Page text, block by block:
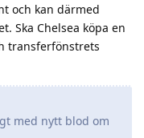
och kan därmed
Ska Chelsea köpa en
transferfönstrets
med nytt blod om